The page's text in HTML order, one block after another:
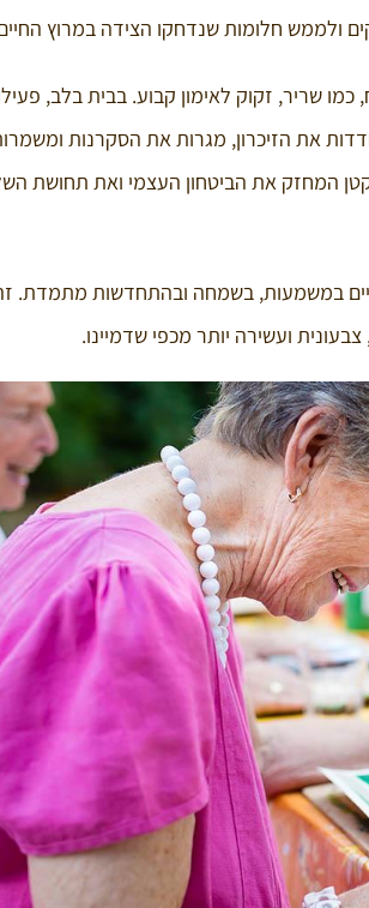
ולממש חלומות שנדחקו הצידה במרוץ
שריר, זקוק לאימון קבוע. בבית בלב,
את הזיכרון, מגרות את הסקרנות
המחזק את הביטחון העצמי ואת תחושת
במשמעות, בשמחה ובהתחדשות מתמדת.
ועשירה יותר מכפי שדמיינו.